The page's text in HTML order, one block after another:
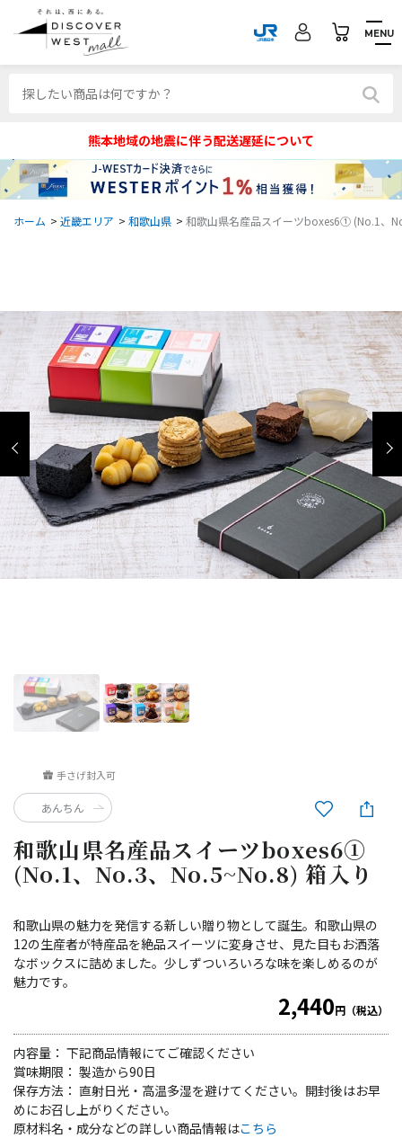
MENU
熊本地域の地震に伴う配送遅延について
ホーム > 近畿エリア > 和歌山県 > 和歌山県名産品スイーツboxes6① (No.1、
和歌山県名産品スイーツboxes6①
(No.1、No.3、No.5~No.8) 箱入り
手さげ封入可
和歌山県の魅力を発信する新しい贈り物として誕生。和歌山県の
12の生産者が特産品を絶品スイーツに変身させ、見た目もお洒落
なボックスに詰めました。少しずついろいろな味を楽しめるのが
魅力です。
2,440円（税込）
内容量： 下記商品情報にてご確認ください
賞味期限： 製造から90日
保存方法： 直射日光・高温多湿を避けてください。開封後はお早
めにお召し上がりください。
原材料名・成分などの詳しい商品情報はこちら
あんちん